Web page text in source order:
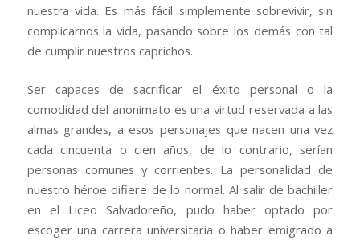
nuestra vida. Es más fácil simplemente sobrevivir, sin
complicarnos la vida, pasando sobre los demás con tal
de cumplir nuestros caprichos.
Ser capaces de sacrificar el éxito personal o la
comodidad del anonimato es una virtud reservada a las
almas grandes, a esos personajes que nacen una vez
cada cincuenta o cien años, de lo contrario, serían
personas comunes y corrientes. La personalidad de
nuestro héroe difiere de lo normal. Al salir de bachiller
en el Liceo Salvadoreño, pudo haber optado por
escoger una carrera universitaria o haber emigrado a